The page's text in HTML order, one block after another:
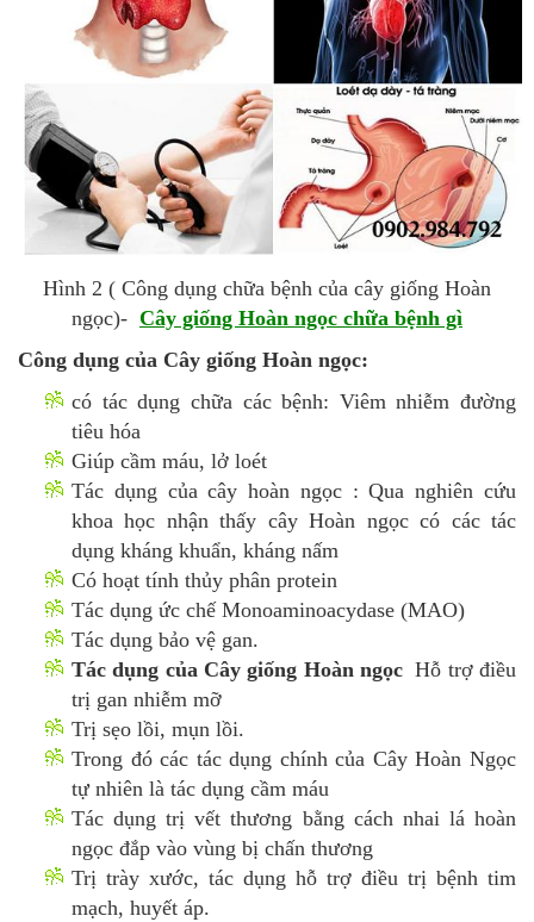
Hình 2 ( Công dụng chữa bệnh của cây giống Hoàn
ngọc)- Cây giống Hoàn ngọc chữa bệnh gì
Công dụng của Cây giống Hoàn ngọc:
có tác dụng chữa các bệnh: Viêm nhiễm đường
tiêu hóa
Giúp cầm máu, lở loét
Tác dụng của cây hoàn ngọc : Qua nghiên cứu
khoa học nhận thấy cây Hoàn ngọc có các tác
dụng kháng khuẩn, kháng nấm
Có hoạt tính thủy phân protein
Tác dụng ức chế Monoaminoacydase (MAO)
Tác dụng bảo vệ gan.
Tác dụng của Cây giống Hoàn ngọc Hỗ trợ điều
trị gan nhiễm mỡ
Trị sẹo lồi, mụn lồi.
Trong đó các tác dụng chính của Cây Hoàn Ngọc
tự nhiên là tác dụng cầm máu
Tác dụng trị vết thương bằng cách nhai lá hoàn
ngọc đắp vào vùng bị chấn thương
Trị trày xước, tác dụng hỗ trợ điều trị bệnh tim
mạch, huyết áp.